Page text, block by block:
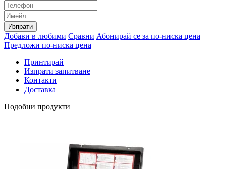
Изпрати
Добави в любими Сравни Абонирай се за по-ниска цена
Предложи по-ниска цена
Принтирай
Изпрати запитване
Контакти
Доставка
Подобни продукти